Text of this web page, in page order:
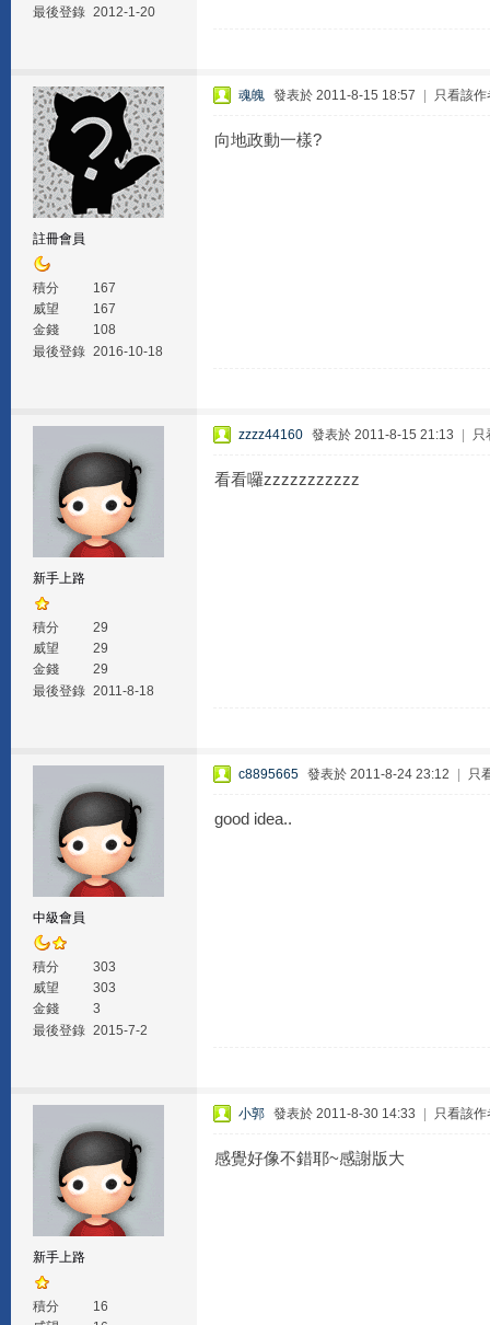
最後登錄 2012-1-20
註冊會員
積分
167
威望
167
金錢
108
最後登錄 2016-10-18
魂魄 發表於 2011-8-15 18:57 只看該作
向地政動一樣?
新手上路
積分
29
威望
29
金錢
29
最後登錄 2011-8-18
zzzz44160 發表於 2011-8-15 21:13 只
看看囉zzzzzzzzzzz
中級會員
積分
303
威望
303
金錢
3
最後登錄 2015-7-2
c8895665 發表於 2011-8-24 23:12 只
good idea..
新手上路
積分
16
小郭 發表於 2011-8-30 14:33 只看該作
感覺好像不錯耶~感謝版大